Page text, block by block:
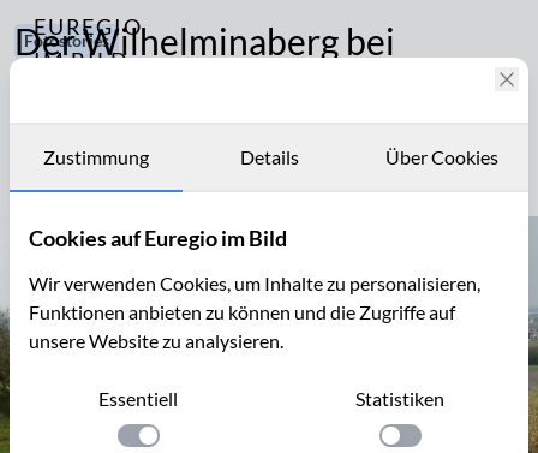
EUREGIO
IM BILD
Archiv
Kontakt
Fotostories
Freizeit
Der Wilhelminaberg bei
Treppe der Niederlande!
Zustimmung Details Über Cookies
Cookies auf Euregio im Bild
Wir verwenden Cookies, um Inhalte zu personalisieren,
Funktionen anbieten zu können und die Zugriffe auf
unsere Website zu analysieren.
Essentiell
Einstellung anwenden
Statistiken
Einstellung